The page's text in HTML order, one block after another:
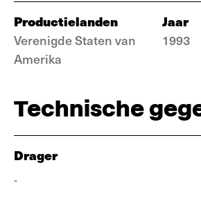
Productielanden
Verenigde Staten van
Amerika
Jaar
1993
Technische
Drager
-